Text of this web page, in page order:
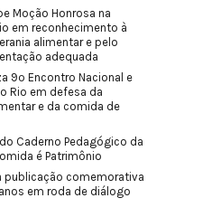
Moção Honrosa na
em reconhecimento à
alimentar e pelo
adequada
9º Encontro Nacional e
Rio em defesa da
e da comida de
Caderno Pedagógico da
é Patrimônio
publicação comemorativa
em roda de diálogo